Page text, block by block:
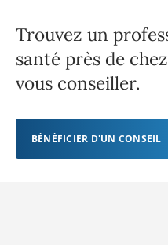
Trouvez un
santé près de
vous conseiller.
BÉNÉFICIER D'UN CONSEIL